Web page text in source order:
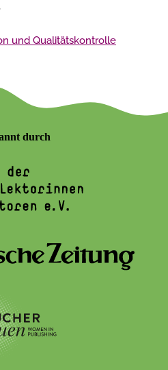
und Qualitätskontrolle
durch